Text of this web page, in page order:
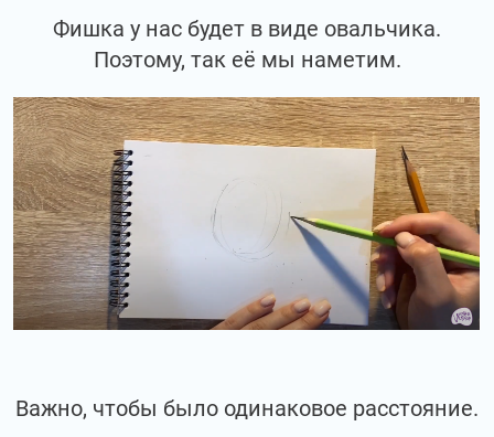
Фишка у нас будет в виде овальчика.
Поэтому, так её мы наметим.
Важно, чтобы было одинаковое расстояние.